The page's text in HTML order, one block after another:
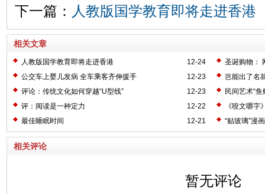
下一篇： 人教版国学教育即将走进香港
相关文章
12-24
人教版国学教育即将走进香港
圣诞购物：
12-23
公交车上婴儿发病 全车乘客齐伸援手
岂能出了名
12-23
评论：传统文化如何穿越“U型线”
民间艺术“
12-22
评：阅读是一种定力
《咬文嚼字
12-21
最佳睡眠时间 “贴玻璃”漫
相关评论
暂无评论